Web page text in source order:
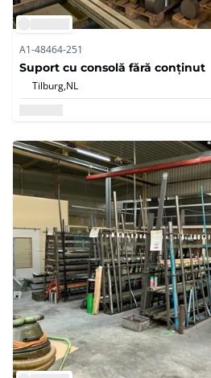
A1-48464-251
Suport cu consolă fără conținut
Tilburg,NL